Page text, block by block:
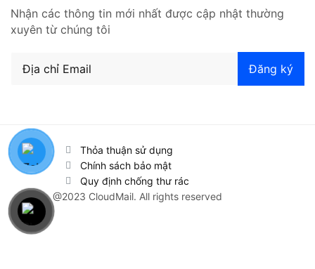
Nhận các thông tin mới nhất được cập nhật thường
xuyên từ chúng tôi
@2023 CloudMail. All rights reserved
Thỏa thuận sử dụng
Chính sách bảo mật
Quy định chống thư rác